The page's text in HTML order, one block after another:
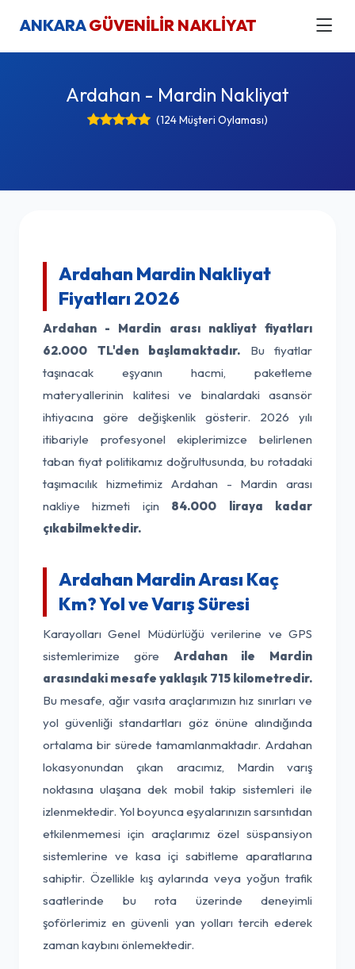
ANKARAGÜVENİLİR NAKLİYAT
Ardahan - Mardin Nakliyat
(124 Müşteri Oylaması)
Ardahan Mardin Nakliyat
Fiyatları 2026
Ardahan - Mardin arası nakliyat fiyatları
62.000 TL'den başlamaktadır. Bu fiyatlar
taşınacak eşyanın hacmi, paketleme
materyallerinin kalitesi ve binalardaki asansör
ihtiyacına göre değişkenlik gösterir. 2026 yılı
itibariyle profesyonel ekiplerimizce belirlenen
taban fiyat politikamız doğrultusunda, bu rotadaki
taşımacılık hizmetimiz Ardahan - Mardin arası
nakliye hizmeti için 84.000 liraya kadar
çıkabilmektedir.
Ardahan Mardin Arası Kaç
Km? Yol ve Varış Süresi
Karayolları Genel Müdürlüğü verilerine ve GPS
sistemlerimize göre Ardahan ile Mardin
arasındaki mesafe yaklaşık 715 kilometredir.
Bu mesafe, ağır vasıta araçlarımızın hız sınırları ve
yol güvenliği standartları göz önüne alındığında
ortalama bir sürede tamamlanmaktadır. Ardahan
lokasyonundan çıkan aracımız, Mardin varış
noktasına ulaşana dek mobil takip sistemleri ile
izlenmektedir. Yol boyunca eşyalarınızın sarsıntıdan
etkilenmemesi için araçlarımız özel süspansiyon
sistemlerine ve kasa içi sabitleme aparatlarına
sahiptir. Özellikle kış aylarında veya yoğun trafik
saatlerinde bu rota üzerinde deneyimli
şoförlerimiz en güvenli yan yolları tercih ederek
zaman kaybını önlemektedir.